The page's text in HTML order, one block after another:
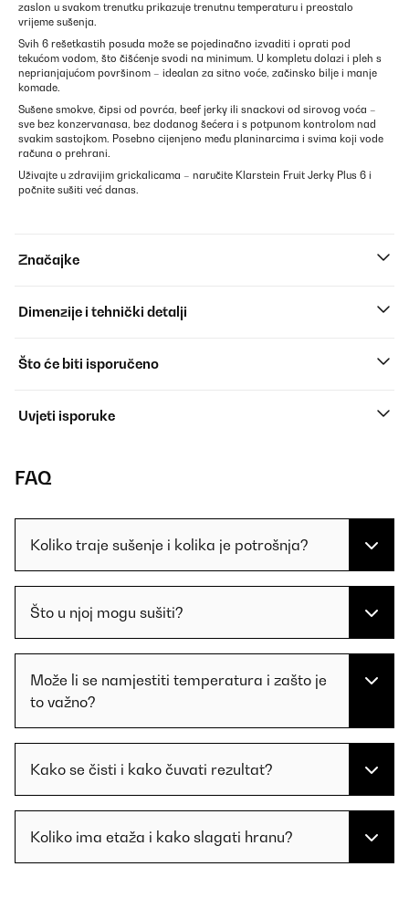
zaslon u svakom trenutku prikazuje trenutnu temperaturu i preostalo
vrijeme sušenja.
Svih 6 rešetkastih posuda može se pojedinačno izvaditi i oprati pod
tekućom vodom, što čišćenje svodi na minimum. U kompletu dolazi i pleh s
neprianjajućom površinom – idealan za sitno voće, začinsko bilje i manje
komade.
Sušene smokve, čipsi od povrća, beef jerky ili snackovi od sirovog voća –
sve bez konzervanasa, bez dodanog šećera i s potpunom kontrolom nad
svakim sastojkom. Posebno cijenjeno među planinarcima i svima koji vode
računa o prehrani.
Uživajte u zdravijim grickalicama – naručite Klarstein Fruit Jerky Plus 6 i
počnite sušiti već danas.
Značajke
Dimenzije i tehnički detalji
Što će biti isporučeno
Uvjeti isporuke
FAQ
Koliko traje sušenje i kolika je potrošnja?
Što u njoj mogu sušiti?
Može li se namjestiti temperatura i zašto je
to važno?
Kako se čisti i kako čuvati rezultat?
Koliko ima etaža i kako slagati hranu?